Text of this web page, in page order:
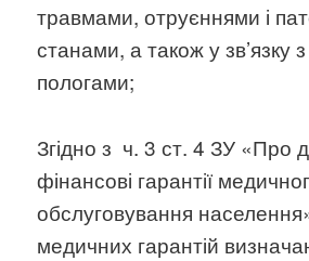
травмами, отруєннями і
станами, а також у зв’язку з
пологами;
Згідно з ч. 3 ст. 4 ЗУ «Про
фінансові гарантії
обслуговування
медичних гарантій